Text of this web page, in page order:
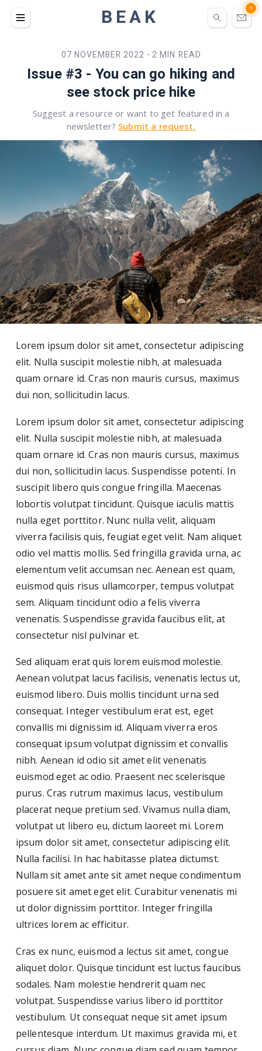
BEAK 1
07 NOVEMBER 2022 • 2 MIN READ
Issue #3 - You can go hiking and
see stock price hike
Suggest a resource or want to get featured in a
newsletter? Submit a request.
Lorem ipsum dolor sit amet, consectetur adipiscing
elit. Nulla suscipit molestie nibh, at malesuada
quam ornare id. Cras non mauris cursus, maximus
dui non, sollicitudin lacus.
Lorem ipsum dolor sit amet, consectetur adipiscing
elit. Nulla suscipit molestie nibh, at malesuada
quam ornare id. Cras non mauris cursus, maximus
dui non, sollicitudin lacus. Suspendisse potenti. In
suscipit libero quis congue fringilla. Maecenas
lobortis volutpat tincidunt. Quisque iaculis mattis
nulla eget porttitor. Nunc nulla velit, aliquam
viverra facilisis quis, feugiat eget velit. Nam aliquet
odio vel mattis mollis. Sed fringilla gravida urna, ac
elementum velit accumsan nec. Aenean est quam,
euismod quis risus ullamcorper, tempus volutpat
sem. Aliquam tincidunt odio a felis viverra
venenatis. Suspendisse gravida faucibus elit, at
consectetur nisl pulvinar et.
Sed aliquam erat quis lorem euismod molestie.
Aenean volutpat lacus facilisis, venenatis lectus ut,
euismod libero. Duis mollis tincidunt urna sed
consequat. Integer vestibulum erat est, eget
convallis mi dignissim id. Aliquam viverra eros
consequat ipsum volutpat dignissim et convallis
nibh. Aenean id odio sit amet elit venenatis
euismod eget ac odio. Praesent nec scelerisque
purus. Cras rutrum maximus lacus, vestibulum
placerat neque pretium sed. Vivamus nulla diam,
volutpat ut libero eu, dictum laoreet mi. Lorem
ipsum dolor sit amet, consectetur adipiscing elit.
Nulla facilisi. In hac habitasse platea dictumst.
Nullam sit amet ante sit amet neque condimentum
posuere sit amet eget elit. Curabitur venenatis mi
ut dolor dignissim porttitor. Integer fringilla
ultrices lorem ac efficitur.
Cras ex nunc, euismod a lectus sit amet, congue
aliquet dolor. Quisque tincidunt est luctus faucibus
sodales. Nam molestie hendrerit quam nec
volutpat. Suspendisse varius libero id porttitor
vestibulum. Ut consequat neque sit amet ipsum
pellentesque interdum. Ut maximus gravida mi, et